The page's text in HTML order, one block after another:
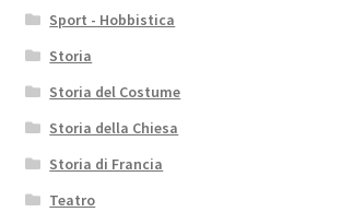
Sport - Hobbistica
Storia
Storia del Costume
Storia della Chiesa
Storia di Francia
Teatro